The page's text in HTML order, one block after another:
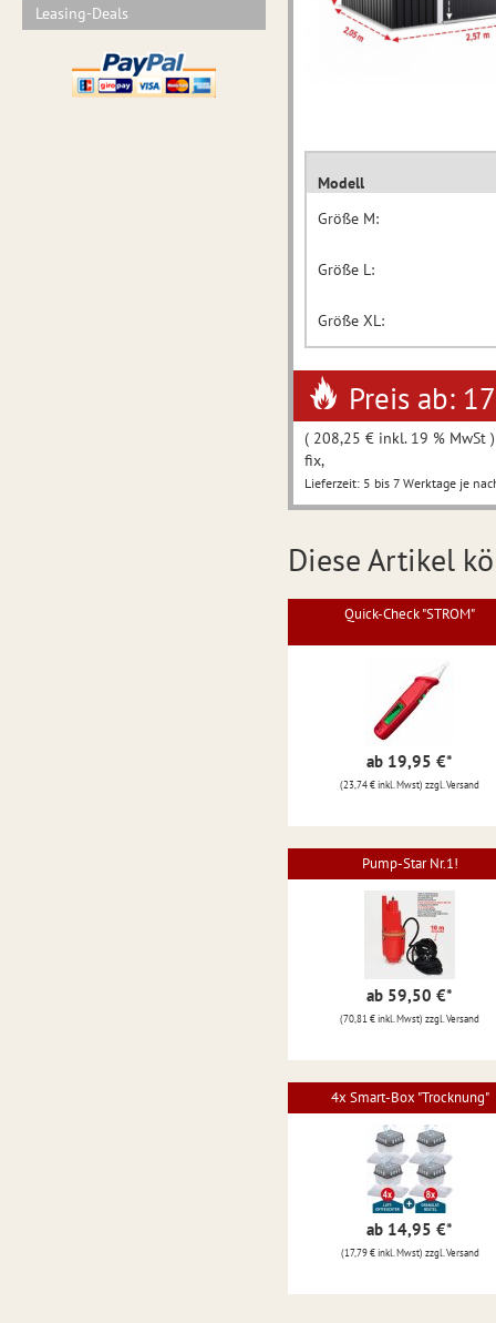
Leasing-Deals
Modell
Größe M:
Größe L:
Größe XL:
Preis ab:
( 208,25 € inkl. 19 % MwSt
fix,
Lieferzeit: 5 bis 7 Werktage je
Diese Artikel
Quick-Check "STROM"
ab 19,95 €*
(23,74 € inkl. Mwst) zzgl. Versand
Pump-Star Nr.1!
ab 59,50 €*
(70,81 € inkl. Mwst) zzgl. Versand
4x Smart-Box "Trocknung"
ab 14,95 €*
(17,79 € inkl. Mwst) zzgl. Versand